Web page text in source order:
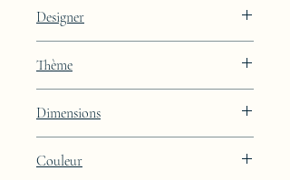
Designer
Thème
Dimensions
Profondeur : 27cm
Couleur